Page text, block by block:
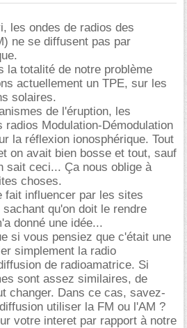
les ondes de radios des
ne se diffusent pas par
la totalité de notre problème
actuellement un TPE, sur les
solaires.
de l'éruption, les
radios Modulation-Démodulation
la réflexion ionosphérique. Tout
on avait bien bosse et tout, sauf
sait ceci... Ça nous oblige à
choses.
fait influencer par les sites
qu'on doit le rendre
donné une idée...
si vous pensiez que c'était une
simplement la radio
de radioamatrice. Si
sont assez similaires, de
changer. Dans ce cas, savez-
utiliser la FM ou l'AM ?
votre interet par rapport à notre